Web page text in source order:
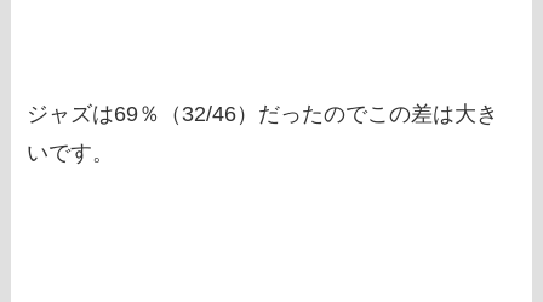
ジャズは69％（32/46）だったのでこの差は大き
いです。